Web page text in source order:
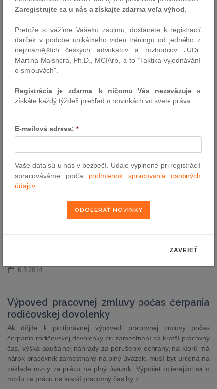
Autor: TASR / redakcia (luc)
Extrémne zbytočné prieťahy okresných a
krajských súdov a konštatovanie porušenie
práva na osobnú slobodu
Ústavný súd SR konštatoval za minulý rok extrémne zbytočné
prieťahy okresných a krajských súdov v 34 nálezoch. V roku 2013
Autor: red ( ÚSSR)
Dobrovoľná dražba a ochrana vydražiteľa
nadobudnutie vlastníctva prostredníctvom dražby je tzv. originálne
nadobudnutie[1], čiže sa na nadobúdateľa nevzťahujú právne
6.3.2014
Výpoved pracovnej zmluvy počas čerpania
rodičovskej dovolenky
Ak dôjde k protiprávnej výpovedi pracovnej zmluvy počas
čerpania rodičovskej dovolenky pri zamestnaní na kratší pracovný
čas, výška paušálnej náhrady za porušenie ochrany, na ktorú má
nárok pracovník zamestnaný na plný úväzok, musí byť určená na
základe mzdy za prácu na plný úväzok. Výpočet opierajúci sa o
mzdu za prácu na kratší pracovný čas by z…
Zaregistrujte sa u nás a získajte zdarma veľa výhod.
Pretože si vážíme Vašeho záujmu, dostanete k registracií
darček v podobe unikátneho video tréningu od jedného z
nejznámějších českých advokátov a rozhodcov JUDr.
Martina Maisnera, Ph.D., MCIArb, a to "Taktika vyjednávání
o smlouvách".
Registrácia je zdarma, k ničomu Vás nezaväzujea
získáte každý týždeň prehľad o novinkách vo svete práva.
E-mailová adresa: *
Vaše dáta sú u nás v bezpečí. Údaje vyplnené pri registrácií
spracováváme podľa podmienok spracovania osobných
údajov
ZAVRIEŤ